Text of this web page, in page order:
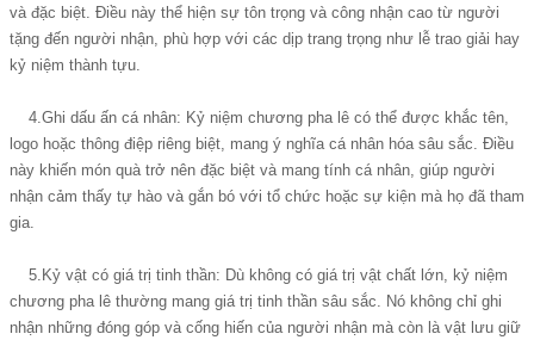
và đặc biệt. Điều này thể hiện sự tôn trọng và công nhận cao từ người
tặng đến người nhận, phù hợp với các dịp trang trọng như lễ trao giải hay
kỷ niệm thành tựu.
4.Ghi dấu ấn cá nhân: Kỷ niệm chương pha lê có thể được khắc tên,
logo hoặc thông điệp riêng biệt, mang ý nghĩa cá nhân hóa sâu sắc. Điều
này khiến món quà trở nên đặc biệt và mang tính cá nhân, giúp người
nhận cảm thấy tự hào và gắn bó với tổ chức hoặc sự kiện mà họ đã tham
gia.
5.Kỷ vật có giá trị tinh thần: Dù không có giá trị vật chất lớn, kỷ niệm
chương pha lê thường mang giá trị tinh thần sâu sắc. Nó không chỉ ghi
nhận những đóng góp và cống hiến của người nhận mà còn là vật lưu giữ